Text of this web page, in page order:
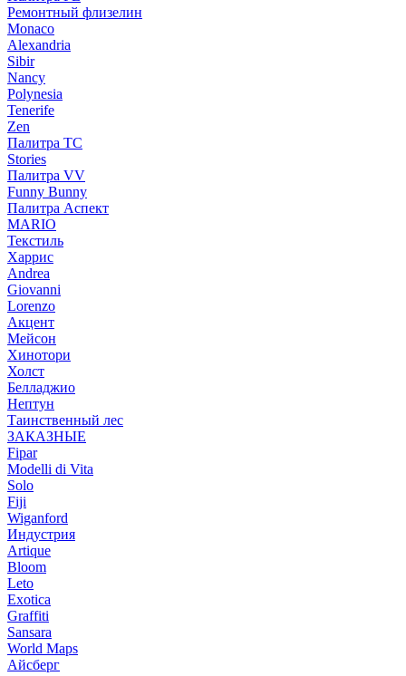
Ремонтный флизелин
Monaco
Alexandria
Sibir
Nancy
Polynesia
Tenerife
Zen
Палитра TC
Stories
Палитра VV
Funny Bunny
Палитра Аспект
MARIO
Текстиль
Харрис
Andrea
Giovanni
Lorenzo
Акцент
Мейсон
Хинотори
Холст
Белладжио
Нептун
Таинственный лес
ЗАКАЗНЫЕ
Fipar
Modelli di Vita
Solo
Fiji
Wiganford
Индустрия
Artique
Bloom
Leto
Exotica
Graffiti
Sansara
World Maps
Айсберг